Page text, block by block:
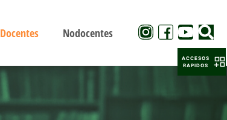
Docentes Nodocentes
ACCESOS
RAPIDOS